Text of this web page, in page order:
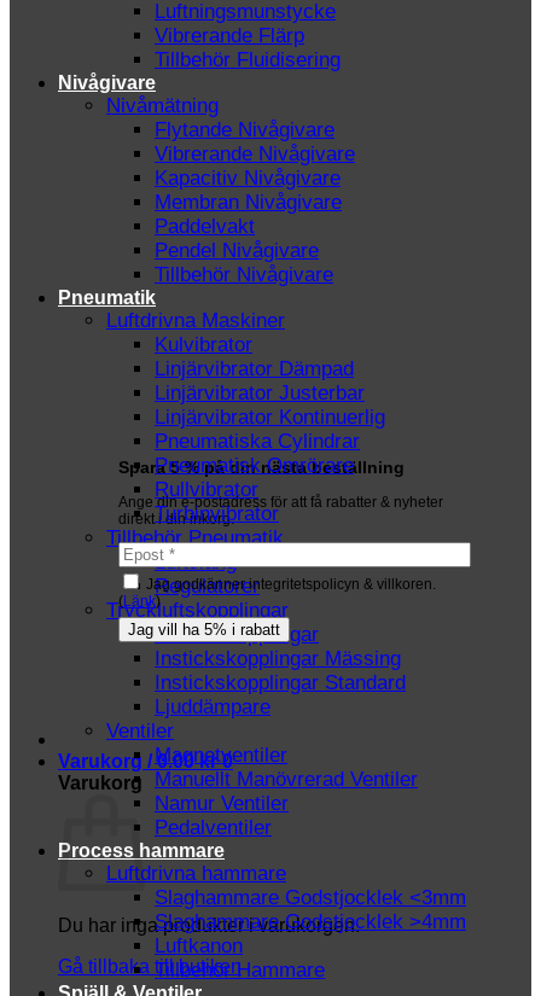
Spara 5 % på din nästa beställning
Ange din e-postadress för att få rabatter & nyheter
direkt i din inkorg.
Jag godkänner integritetspolicyn & villkoren.
(Länk)
Varukorg /0.00kr 0
Varukorg
Du har inga produkter i varukorgen.
Gå tillbaka till butiken
Luftningsmunstycke
Vibrerande Flärp
Tillbehör Fluidisering
Nivågivare
Nivåmätning
Flytande Nivågivare
Vibrerande Nivågivare
Kapacitiv Nivågivare
Membran Nivågivare
Paddelvakt
Pendel Nivågivare
Tillbehör Nivågivare
Pneumatik
Luftdrivna Maskiner
Kulvibrator
Linjärvibrator Dämpad
Linjärvibrator Justerbar
Linjärvibrator Kontinuerlig
Pneumatiska Cylindrar
Pneumatisk Omrörare
Rullvibrator
Turbinvibrator
Tillbehör Pneumatik
Luftslang
Regulatorer
Tryckluftskopplingar
Instickskopplingar
Instickskopplingar Mässing
Instickskopplingar Standard
Ljuddämpare
Ventiler
Magnetventiler
Manuellt Manövrerad Ventiler
Namur Ventiler
Pedalventiler
Process hammare
Luftdrivna hammare
Slaghammare Godstjocklek <3mm
Slaghammare Godstjocklek >4mm
Luftkanon
Tillbehör Hammare